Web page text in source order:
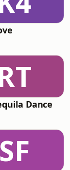
Dance
SF